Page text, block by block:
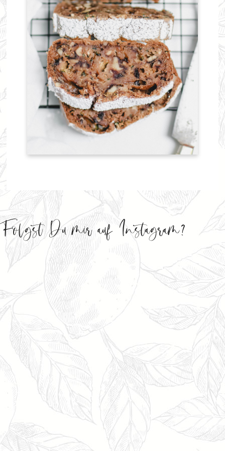
Folgst Du mir auf Instagram?